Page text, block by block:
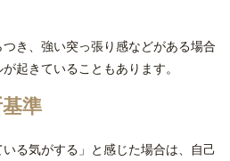
き、強い突っ張り感などがある場合
起きていることもあります。
準
いる気がする」と感じた場合は、自己